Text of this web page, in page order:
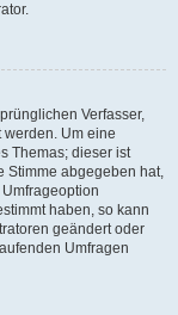
Verfasser,
Um eine
Themas; dieser ist
Stimme abgegeben hat,
haben, so kann
geändert oder
Umfragen